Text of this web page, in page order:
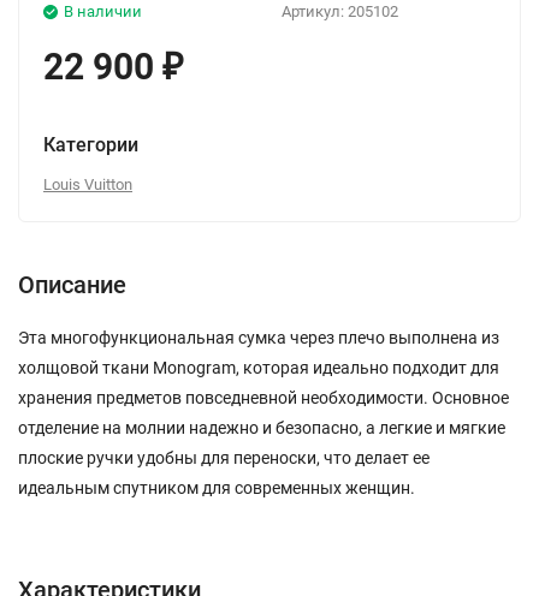
Артикул: 205102
В наличии
22 900 ₽
Категории
Louis Vuitton
Описание
Эта многофункциональная сумка через плечо выполнена из
холщовой ткани Monogram, которая идеально подходит для
хранения предметов повседневной необходимости. Основное
отделение на молнии надежно и безопасно, а легкие и мягкие
плоские ручки удобны для переноски, что делает ее
идеальным спутником для современных женщин.
Характеристики